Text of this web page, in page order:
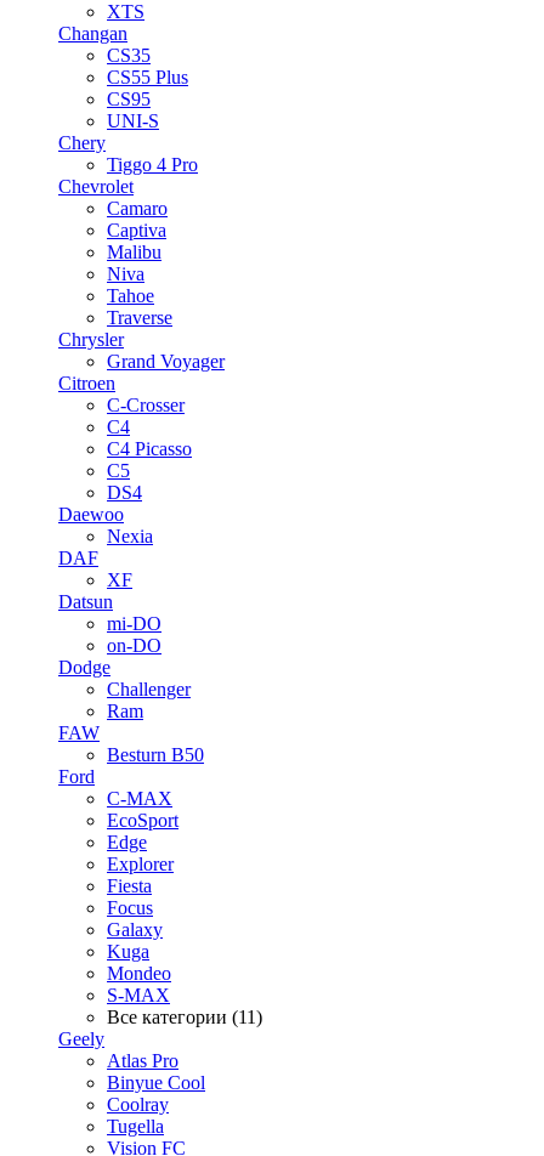
XTS
Changan
CS35
CS55 Plus
CS95
UNI-S
Chery
Tiggo 4 Pro
Chevrolet
Camaro
Captiva
Malibu
Niva
Tahoe
Traverse
Chrysler
Grand Voyager
Citroen
C-Crosser
C4
C4 Picasso
C5
DS4
Daewoo
Nexia
DAF
XF
Datsun
mi-DO
on-DO
Dodge
Challenger
Ram
FAW
Besturn B50
Ford
C-MAX
EcoSport
Edge
Explorer
Fiesta
Focus
Galaxy
Kuga
Mondeo
S-MAX
Все категории (11)
Geely
Atlas Pro
Binyue Cool
Coolray
Tugella
Vision FC